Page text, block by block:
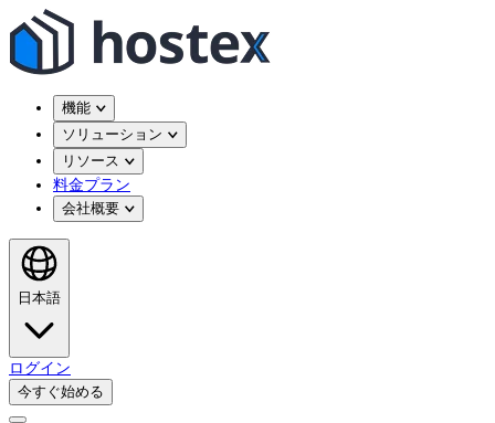
機能
ソリューション
リソース
料金プラン
会社概要
日本語
ログイン
今すぐ始める